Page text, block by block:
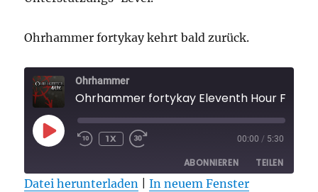
Ohrhammer fortykay kehrt bald zurück.
Ohrhammer
Ohrhammer fortykay Eleventh Hour Folge
PLAY
EPISODE
1X 00:00 / 5:30
ABONNIEREN TEILEN
Datei herunterladen |In neuem Fenster